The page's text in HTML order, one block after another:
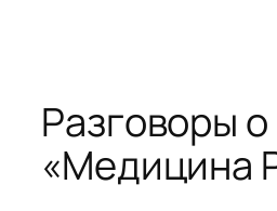
Разговоры
«Медицина